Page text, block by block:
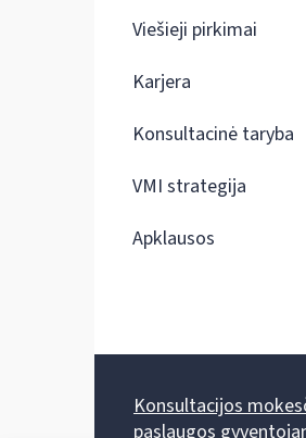
Viešieji pirkimai
Karjera
Konsultacinė taryba
VMI strategija
Apklausos
Konsultacijos
paslaugos